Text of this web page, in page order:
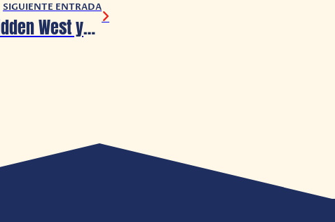
SIGUIENTE ENTRADA
Horizon Forbidden West ya tiene fecha de estreno en PC